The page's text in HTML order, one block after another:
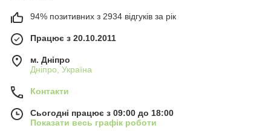
94% позитивних з 2934 відгуків за рік
Працює з 20.10.2011
м. Дніпро
Дніпро, Україна
Контакти
Сьогодні працює з 09:00 до 18:00
Показати весь графік роботи